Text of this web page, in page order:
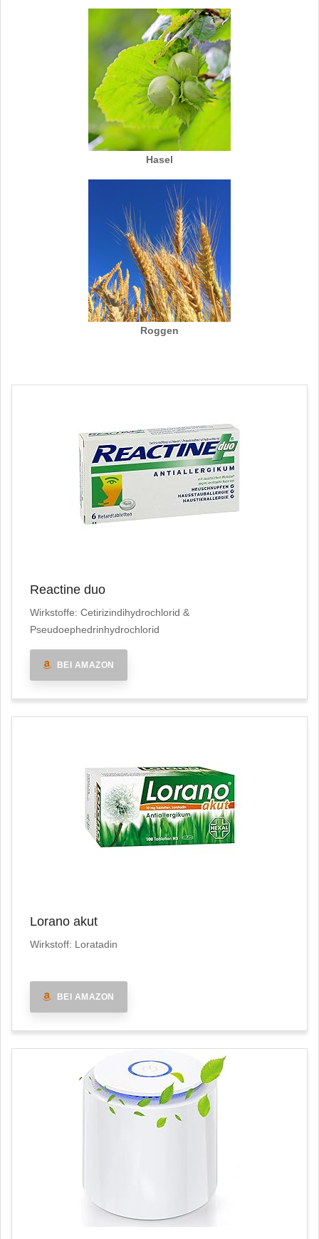
Hasel
Roggen
Reactine duo
Wirkstoffe: Cetirizindihydrochlorid &
Pseudoephedrinhydrochlorid
BEI AMAZON
Lorano akut
Wirkstoff: Loratadin
BEI AMAZON